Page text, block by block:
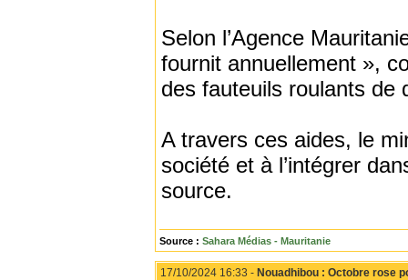
Selon l’Agence
fournit annuellement »,
des fauteuils roulants de
A travers ces aides, le
société et à l’intégrer
source.
Source : Sahara Médias - Mauritanie
17/10/2024 16:33 - Nouadhibou : Octobre rose